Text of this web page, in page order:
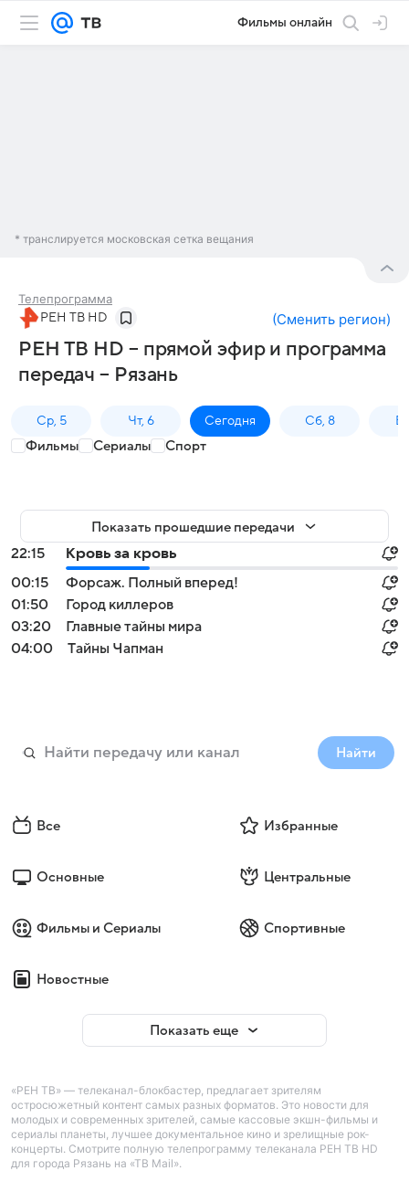
Фильмы онлайн
* транслируется московская сетка вещания
Телепрограмма
РЕН ТВ HD (Сменить регион)
РЕН ТВ HD – прямой эфир и программа
передач – Рязань
Ср, 5 Чт, 6 Сегодня Сб, 8
Фильмы Сериалы Спорт
Показать прошедшие передачи
22:15
Кровь за кровь
00:15
Форсаж. Полный вперед!
01:50
Город киллеров
03:20
Главные тайны мира
04:00
Тaйны Чапман
Найти
Все Избранные
Основные Центральные
Фильмы и Сериалы Спортивные
Новостные
Показать еще
«РЕН ТВ» — телеканал-блокбастер, предлагает зрителям
остросюжетный контент самых разных форматов. Это новости для
молодых и современных зрителей, самые кассовые экшн-фильмы и
сериалы планеты, лучшее документальное кино и зрелищные рок-
концерты. Смотрите полную телепрограмму телеканала РЕН ТВ HD
для города Рязань на «ТВ Mail».